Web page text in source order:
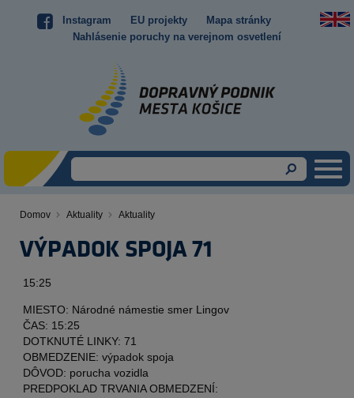
Instagram EU projekty
Mapa stránky
Nahlásenie poruchy na verejnom osvetlení
Domov Aktuality Aktuality
VÝPADOK SPOJA 71
Obsah
15:25
MIESTO: Národné námestie smer Lingov
ČAS: 15:25
DOTKNUTÉ LINKY: 71
OBMEDZENIE: výpadok spoja
DÔVOD: porucha vozidla
PREDPOKLAD TRVANIA OBMEDZENÍ: